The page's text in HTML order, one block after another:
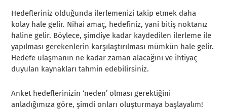
Hedefleriniz olduğunda ilerlemenizi takip etmek daha
kolay hale gelir. Nihai amaç, hedefiniz, yani bitiş noktanız
haline gelir. Böylece, şimdiye kadar kaydedilen ilerleme ile
yapılması gerekenlerin karşılaştırılması mümkün hale gelir.
Hedefe ulaşmanın ne kadar zaman alacağını ve ihtiyaç
duyulan kaynakları tahmin edebilirsiniz.
Anket hedeflerinizin ‘neden’ olması gerektiğini
anladığımıza göre, şimdi onları oluşturmaya başlayalım!